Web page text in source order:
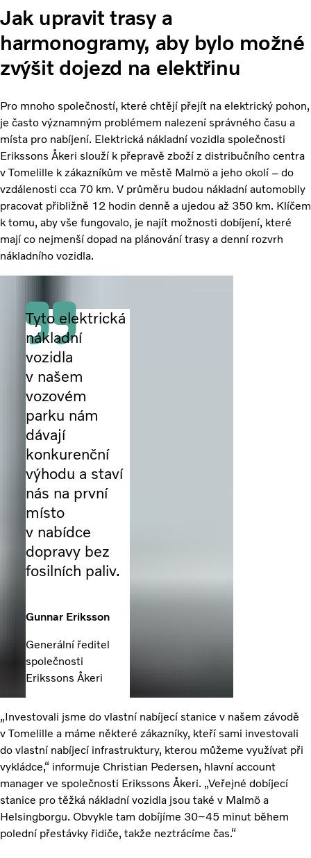
Jak upravit trasy a
harmonogramy, aby bylo možné
zvýšit dojezd na elektřinu
Pro mnoho společností, které chtějí přejít na elektrický pohon,
je často významným problémem nalezení správného času a
místa pro nabíjení. Elektrická nákladní vozidla společnosti
Erikssons Åkeri slouží k přepravě zboží z distribučního centra
v Tomelille k zákazníkům ve městě Malmö a jeho okolí – do
vzdálenosti cca 70 km. V průměru budou nákladní automobily
pracovat přibližně 12 hodin denně a ujedou až 350 km. Klíčem
k tomu, aby vše fungovalo, je najít možnosti dobíjení, které
mají co nejmenší dopad na plánování trasy a denní rozvrh
nákladního vozidla.
Tyto elektrická
nákladní
vozidla
v našem
vozovém
parku nám
dávají
konkurenční
výhodu a staví
nás na první
místo
v nabídce
dopravy bez
fosilních paliv.
Gunnar Eriksson
Generální ředitel
společnosti
Erikssons Åkeri
„Investovali jsme do vlastní nabíjecí stanice v našem závodě
v Tomelille a máme některé zákazníky, kteří sami investovali
do vlastní nabíjecí infrastruktury, kterou můžeme využívat při
vykládce,“ informuje Christian Pedersen, hlavní account
manager ve společnosti Erikssons Åkeri. „Veřejné dobíjecí
stanice pro těžká nákladní vozidla jsou také v Malmö a
Helsingborgu. Obvykle tam dobíjíme 30–45 minut během
polední přestávky řidiče, takže neztrácíme čas.“